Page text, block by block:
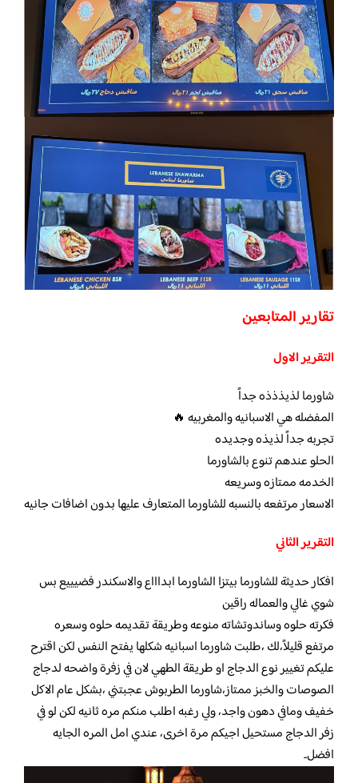
تقارير المتابعين
التقرير الاول
شاورما لذيذذذه جداً
المفضله هي الاسبانيه والمغربيه 🔥
تجربه جداً لذيذه وجديده
الحلو عندهم تنوع بالشاورما
الخدمه ممتازه وسريعه
الاسعار مرتفعه بالنسبه للشاورما المتعارف عليها بدون اضافات جانيه
التقرير الثاني
افكار حديثة للشاورما بيتزا الشاورما ابداااع والاسكندر فضيييع بس
شوي غالي والعماله راقين
فكرته حلوه وساندوتشاته منوعه وطريقة تقديمه حلوه وسعره
مرتفع قليلاً،لك ،طلبت شاورما اسبانيه شكلها يفتح النفس لكن اقترح
عليكم تغيير نوع الدجاج او طريقة الطهي لان في زفرة واضحه لدجاج
الصوصات والخبز ممتاز،شاورما الطربوش عجبتني ،بشكل عام الاكل
خفيف ومافي دهون واجد، ولي رغبه اطلب منكم مره ثانيه لكن لو في
زفر الدجاج مستحيل اجيكم مرة اخرى، عندي امل المره الجايه
افضل..